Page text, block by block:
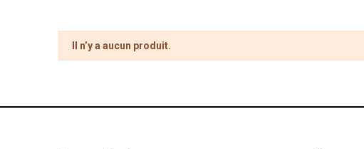
Il n’y a aucun produit.